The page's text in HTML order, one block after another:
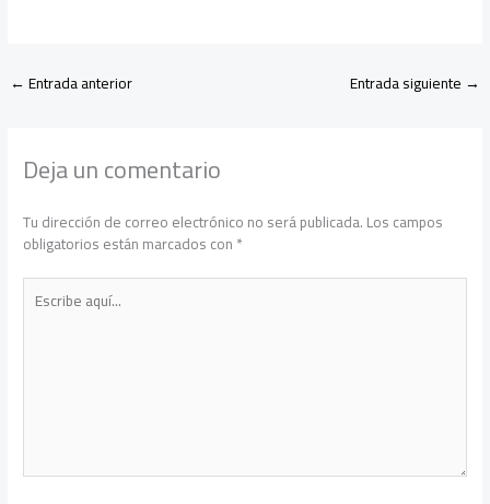
←Entrada anterior Entrada siguiente →
Deja un comentario
Tu dirección de correo electrónico no será publicada.Los campos
obligatorios están marcados con*
Escribe
aquí...